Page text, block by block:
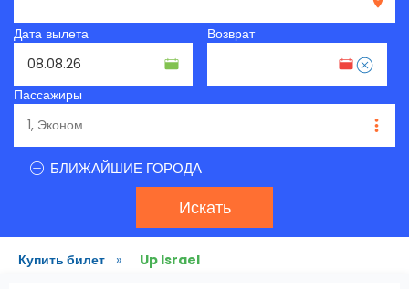
Дата вылета Возврат
Пассажиры
БЛИЖАЙШИЕ ГОРОДА
Искать
Купить билет » Up Israel